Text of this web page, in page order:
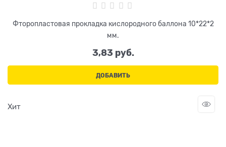
Фторопластовая прокладка кислородного баллона 10*22*2
мм.
3,83 руб.
ДОБАВИТЬ
Хит